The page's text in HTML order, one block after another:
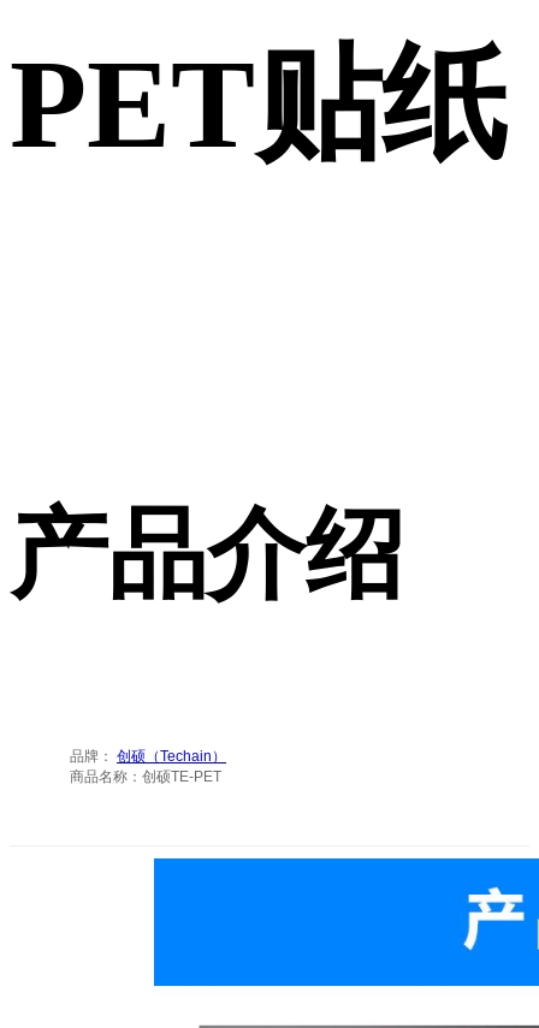
PET贴纸
产品介绍
品牌： 创硕（Techain）
商品名称：创硕TE-PET